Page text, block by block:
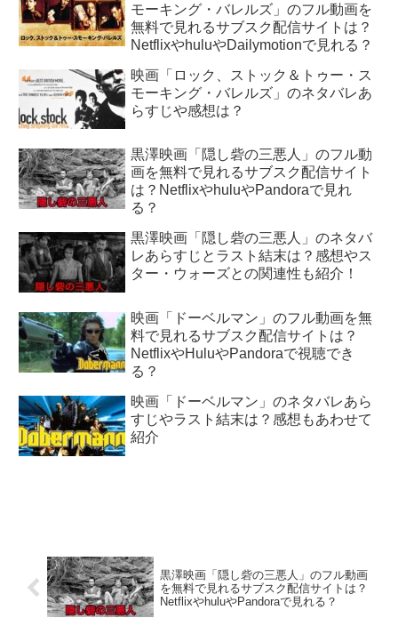
モーキング・バレルズ」のフル動画を
無料で見れるサブスク配信サイトは？
NetflixやhuluやDailymotionで見れる？
映画「ロック、ストック＆トゥー・ス
モーキング・バレルズ」のネタバレあ
らすじや感想は？
黒澤映画「隠し砦の三悪人」のフル動
画を無料で見れるサブスク配信サイト
は？NetflixやhuluやPandoraで見れ
る？
黒澤映画「隠し砦の三悪人」のネタバ
レあらすじとラスト結末は？感想やス
ター・ウォーズとの関連性も紹介！
映画「ドーベルマン」のフル動画を無
料で見れるサブスク配信サイトは？
NetflixやHuluやPandoraで視聴でき
る？
映画「ドーベルマン」のネタバレあら
すじやラスト結末は？感想もあわせて
紹介
黒澤映画「隠し砦の三悪人」のフル動画
を無料で見れるサブスク配信サイトは？
NetflixやhuluやPandoraで見れる？